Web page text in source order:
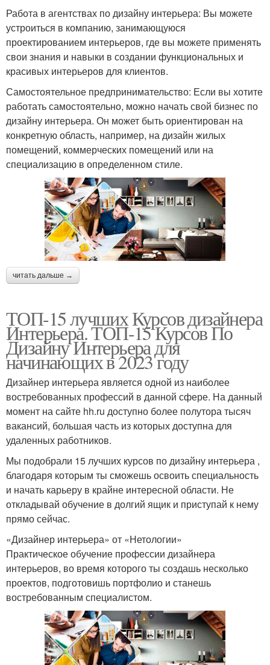
Работа в агентствах по дизайну интерьера: Вы можете
устроиться в компанию, занимающуюся
проектированием интерьеров, где вы можете применять
свои знания и навыки в создании функциональных и
красивых интерьеров для клиентов.
Самостоятельное предпринимательство: Если вы хотите
работать самостоятельно, можно начать свой бизнес по
дизайну интерьера. Он может быть ориентирован на
конкретную область, например, на дизайн жилых
помещений, коммерческих помещений или на
специализацию в определенном стиле.
читать дальше →
ТОП-15 лучших Курсов дизайнера
Интерьера. ТОП-15 Курсов По
Дизайну Интерьера для
начинающих в 2023 году
Дизайнер интерьера является одной из наиболее
востребованных профессий в данной сфере. На данный
момент на сайте hh.ru доступно более полутора тысяч
вакансий, большая часть из которых доступна для
удаленных работников.
Мы подобрали 15 лучших курсов по дизайну интерьера ,
благодаря которым ты сможешь освоить специальность
и начать карьеру в крайне интересной области. Не
откладывай обучение в долгий ящик и приступай к нему
прямо сейчас.
«Дизайнер интерьера» от «Нетологии»
Практическое обучение профессии дизайнера
интерьеров, во время которого ты создашь несколько
проектов, подготовишь портфолио и станешь
востребованным специалистом.